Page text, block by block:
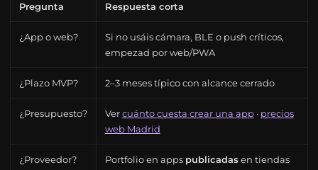
Pregunta Respuesta corta
¿App o web?
Si no usáis cámara, BLE o push críticos,
empezad por web/PWA
¿Plazo MVP? 2–3 meses típico con alcance cerrado
¿Presupuesto? Vercuánto cuesta crear una app· precios
web Madrid
¿Proveedor? Portfolio en apps publicadasen tiendas